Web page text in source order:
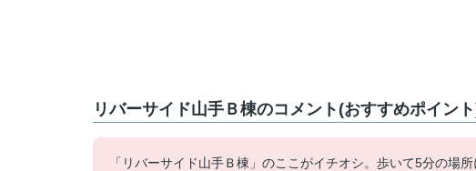
リバーサイド山手Ｂ棟のコメント(おすすめポイン
「リバーサイド山手Ｂ棟」のここがイチオシ。歩いて5分の場